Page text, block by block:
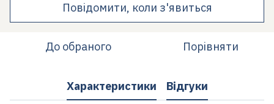
Повідомити, коли з'явиться
До обраного Порівняти
Характеристики Відгуки